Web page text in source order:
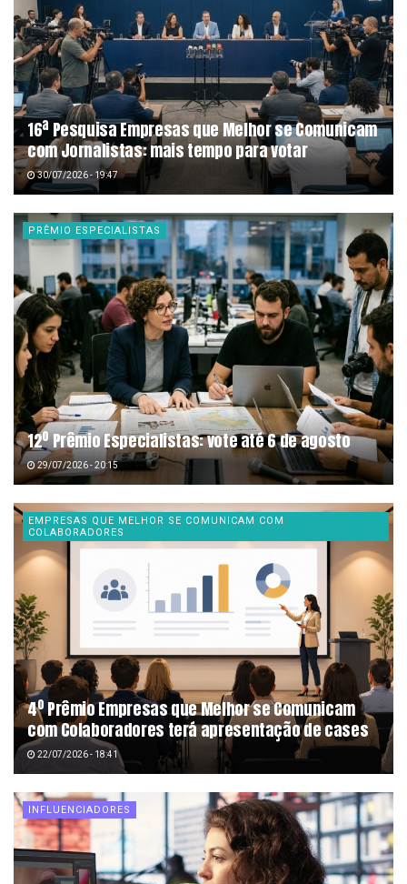
16ª Pesquisa Empresas que Melhor se Comunicam
com Jornalistas: mais tempo para votar
30/07/2026 - 19:47
PRÊMIO ESPECIALISTAS
12º Prêmio Especialistas: vote até 6 de agosto
29/07/2026 - 20:15
EMPRESAS QUE MELHOR SE COMUNICAM COM
COLABORADORES
4º Prêmio Empresas que Melhor se Comunicam
com Colaboradores terá apresentação de cases
22/07/2026 - 18:41
INFLUENCIADORES